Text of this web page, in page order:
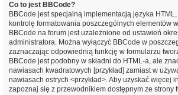
Co to jest BBCode?
BBCode jest specjalną implementacją języka
kontrolę formatowania poszczególnych elementów
BBCode na forum jest uzależnione od ustawień
administratora. Można wyłączyć BBCode w
zaznaczając odpowiednią funkcję w formularzu
BBCode jest podobny w składni do HTML-a, ale
nawiasach kwadratowych [przykład] zamiast w
nawiasach ostrych <przykład>. Aby uzyskać więcej
zapoznaj się z przewodnikiem dostępnym ze strony